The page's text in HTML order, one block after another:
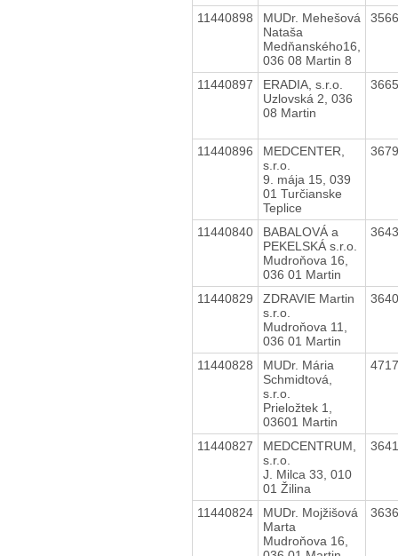
11440898
MUDr. Mehešová
Nataša
Medňanského16,
036 08 Martin 8
11440897
ERADIA, s.r.o.
Uzlovská 2, 036
08 Martin
11440896
MEDCENTER,
s.r.o.
9. mája 15, 039
01 Turčianske
Teplice
11440840
BABALOVÁ a
PEKELSKÁ s.r.o.
Mudroňova 16,
036 01 Martin
11440829
ZDRAVIE Martin
s.r.o.
Mudroňova 11,
036 01 Martin
11440828
MUDr. Mária
Schmidtová,
s.r.o.
Prieložtek 1,
03601 Martin
11440827
MEDCENTRUM,
s.r.o.
J. Milca 33, 010
01 Žilina
11440824
MUDr. Mojžišová
Marta
Mudroňova 16,